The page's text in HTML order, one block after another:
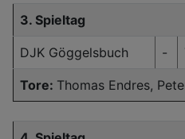
3. Spieltag
DJK Göggelsbuch -
Tore: Thomas Endres,